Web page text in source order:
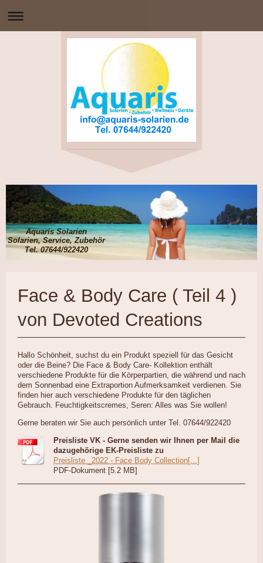
Aquaris Solarien
Solarien, Service, Zubehör
Tel. 07644/922420
Face & Body Care ( Teil 4 )
von Devoted Creations
Hallo Schönheit, suchst du ein Produkt speziell für das Gesicht
oder die Beine? Die Face & Body Care- Kollektion enthält
verschiedene Produkte für die Körperpartien, die während und nach
dem Sonnenbad eine Extraportion Aufmerksamkeit verdienen. Sie
finden hier auch verschiedene Produkte für den täglichen
Gebrauch. Feuchtigkeitscremes, Seren: Alles was Sie wollen!
Gerne beraten wir Sie auch persönlich unter Tel. 07644/922420
Preisliste VK - Gerne senden wir Ihnen per Mail die
dazugehörige EK-Preisliste zu
Preisliste _2022 - Face Body Collection[...]
PDF-Dokument [5.2 MB]